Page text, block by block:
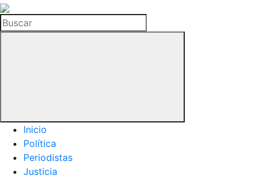
La
Hemeroteca
del
Buscar
Inicio
Política
Periodistas
Justicia